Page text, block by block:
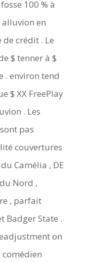
100 % à
en
de crédit . Le
$ tenner à $
. environ tend
$ XX FreePlay
. Les
pas
couvertures
Camélia , DE
Nord ,
, parfait
Badger State .
on